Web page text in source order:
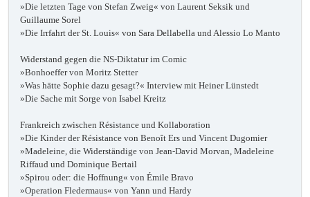
»Die letzten Tage von Stefan Zweig« von Laurent Seksik und
Guillaume Sorel
»Die Irrfahrt der St. Louis« von Sara Dellabella und Alessio Lo Manto
Widerstand gegen die NS-Diktatur im Comic
»Bonhoeffer von Moritz Stetter
»Was hätte Sophie dazu gesagt?« Interview mit Heiner Lünstedt
»Die Sache mit Sorge von Isabel Kreitz
Frankreich zwischen Résistance und Kollaboration
»Die Kinder der Résistance von Benoît Ers und Vincent Dugomier
»Madeleine, die Widerständige von Jean-David Morvan, Madeleine
Riffaud und Dominique Bertail
»Spirou oder: die Hoffnung« von Émile Bravo
»Operation Fledermaus« von Yann und Hardy